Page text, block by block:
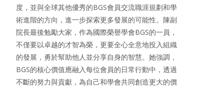
度，並與全球其他優秀的BGS會員交流職涯規劃和學
術進階的方向，進一步探索更多發展的可能性。陳副
院長最後勉勵大家，作為國際榮譽學會BGS的一員，
不僅要以卓越的才智為榮，更要全心全意地投入組織
的發展，勇於幫助他人並分享自身的智慧。她強調，
BGS的核心價值應融入每位會員的日常行動中，透過
不斷的努力與貢獻，為自己和學會共同創造更大的價